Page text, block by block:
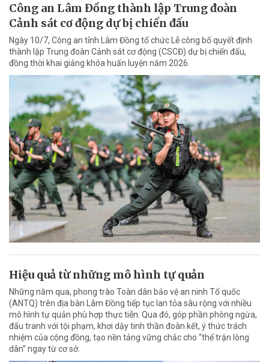
Công an Lâm Đồng thành lập Trung đoàn
Cảnh sát cơ động dự bị chiến đấu
Ngày 10/7, Công an tỉnh Lâm Đồng tổ chức Lễ công bố quyết định
thành lập Trung đoàn Cảnh sát cơ động (CSCĐ) dự bị chiến đấu,
đồng thời khai giảng khóa huấn luyện năm 2026.
Hiệu quả từ những mô hình tự quản
Những năm qua, phong trào Toàn dân bảo vệ an ninh Tổ quốc
(ANTQ) trên địa bàn Lâm Đồng tiếp tục lan tỏa sâu rộng với nhiều
mô hình tự quản phù hợp thực tiễn. Qua đó, góp phần phòng ngừa,
đấu tranh với tội phạm, khơi dậy tinh thần đoàn kết, ý thức trách
nhiệm của cộng đồng, tạo nền tảng vững chắc cho “thế trận lòng
dân” ngay từ cơ sở.